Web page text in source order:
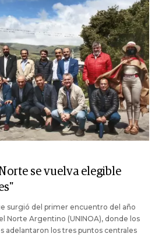
se vuelva elegible
surgió del primer encuentro del año
Norte Argentino (UNINOA), donde los
adelantaron los tres puntos centrales